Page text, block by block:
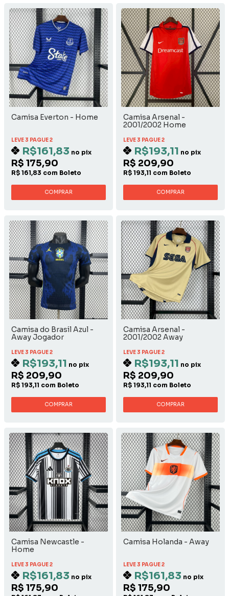
Camisa Everton - Home
LEVE 3 PAGUE 2
R$161,83 no pix
R$ 175,90
R$ 161,83 com Boleto
COMPRAR
Camisa Arsenal -
2001/2002 Home
LEVE 3 PAGUE 2
R$193,11 no pix
R$ 209,90
R$ 193,11 com Boleto
COMPRAR
Camisa do Brasil Azul -
Away Jogador
LEVE 3 PAGUE 2
R$193,11 no pix
R$ 209,90
R$ 193,11 com Boleto
COMPRAR
Camisa Arsenal -
2001/2002 Away
LEVE 3 PAGUE 2
R$193,11 no pix
R$ 209,90
R$ 193,11 com Boleto
COMPRAR
Camisa Newcastle -
Home
LEVE 3 PAGUE 2
R$161,83 no pix
R$ 175,90
Camisa Holanda - Away
LEVE 3 PAGUE 2
R$161,83 no pix
R$ 175,90